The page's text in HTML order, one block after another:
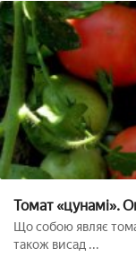
Томат «цунамі».
врожайності і
ВИРОЩУВАННЯ
Що собою являє
також висад ...